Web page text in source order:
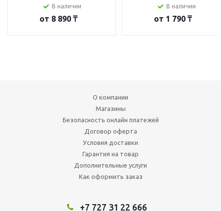
В наличии
от 8 890 ₸
В наличии
от 1 790 ₸
О компании
Магазины
Безопасность онлайн платежей
Договор оферта
Условия доставки
Гарантия на товар
Дополнительные услуги
Как оформить заказ
+7 727 31 22 666